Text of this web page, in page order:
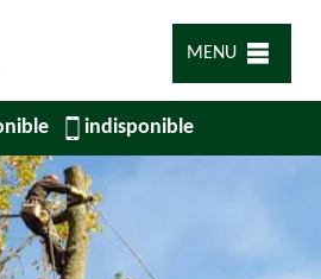
MENU
indisponible